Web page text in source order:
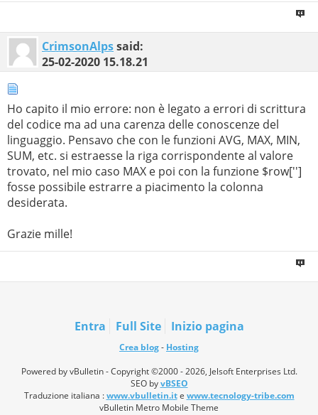
CrimsonAlpssaid:
25-02-2020 15.18.21
Ho capito il mio errore: non è legato a errori di scrittura
del codice ma ad una carenza delle conoscenze del
linguaggio. Pensavo che con le funzioni AVG, MAX, MIN,
SUM, etc. si estraesse la riga corrispondente al valore
trovato, nel mio caso MAX e poi con la funzione $row['']
fosse possibile estrarre a piacimento la colonna
desiderata.
Grazie mille!
Entra Full Site Inizio pagina
Crea blog- Hosting
Powered by vBulletin - Copyright ©2000 - 2026, Jelsoft Enterprises Ltd.
SEO byvBSEO
Traduzione italiana :www.vbulletin.ite www.tecnology-tribe.com
vBulletin Metro Mobile Theme